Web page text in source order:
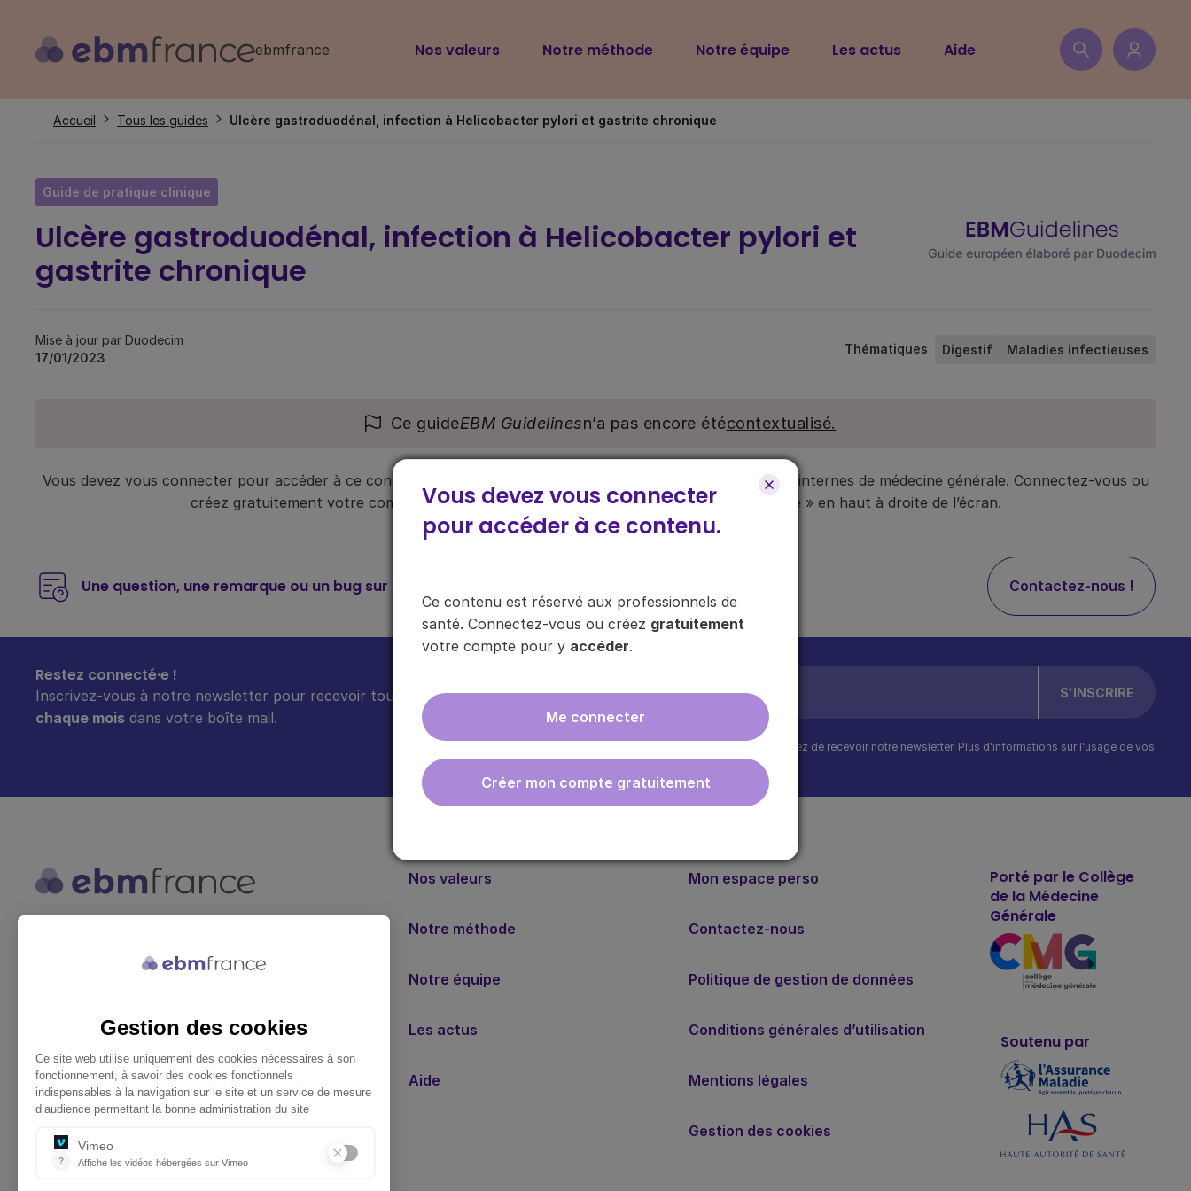
contenu
ebmfrance
Navigation
Nos valeurs Notre méthode Notre équipe Les actus Aide
Vous devez vous connecter
pour accéder à ce contenu.
Ce contenu est réservé aux professionnels de
santé. Connectez-vous ou créez gratuitement
votre compte pour y accéder.
Me connecter
Créer mon compte gratuitement
Fil
Accueil Tous les guides Ulcère gastroduodénal, infection à Helicobacter pylori et gastrite chronique
Guide de pratique clinique
Ulcère gastroduodénal, infection à Helicobacter pylori et
gastrite chronique
Mise à jour par Duodecim
17/01/2023
Thématiques Digestif Maladies infectieuses
Ce guideEBM Guidelinesn’a pas encore étécontextualisé.
Vous devez vous connecter pour accéder à ce contenu. Ce contenu est réservé aux médecins généralistes et internes de médecine générale. Connectez-vous ou
créez gratuitement votre compte pour y accéder, via le bouton « Se connecter/s’inscrire » en haut à droite de l’écran.
Une question, une remarque ou un bug sur ce contenu ? Contactez-nous !
Restez connecté·e !
Inscrivez-vous à notre newsletter pour recevoir toutes les infos sur nos guides
chaque mois dans votre boîte mail.
En cliquant sur "s'inscrire", vous acceptez de recevoir notre newsletter. Plus d'informations sur l'usage de vos
donnéesici.
connaissances médicales gratuite
adaptée à la pratique de la médecine
Nos valeurs
Notre méthode
Notre équipe
Les actus
Aide
Mon espace perso
Contactez-nous
Politique de gestion de données
Conditions générales d’utilisation
Mentions légales
Gestion des cookies
Porté par le Collège
de la Médecine
Générale
Soutenu par